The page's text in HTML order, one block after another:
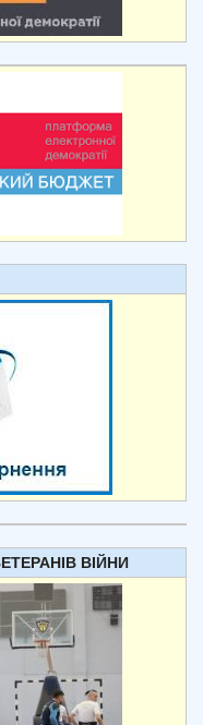
ВІЙНИ